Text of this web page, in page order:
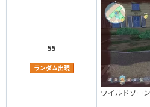
55
ランダム出現
ワイルドゾー